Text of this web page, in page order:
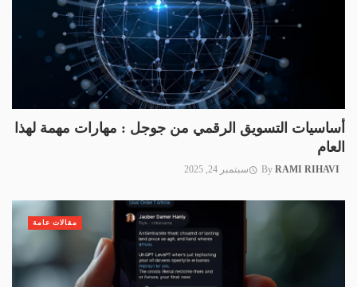
أساسيات التسويق الرقمي من جوجل : مهارات مهمة لهذا
العام
By RAMI RIHAVI سبتمبر 24, 2025
مقالات عامة